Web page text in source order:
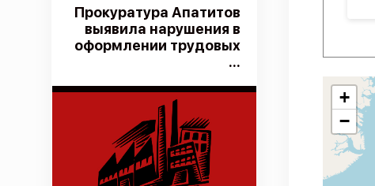
Прокуратура Апатитов
выявила нарушения в
оформлении трудовых
...
+
−